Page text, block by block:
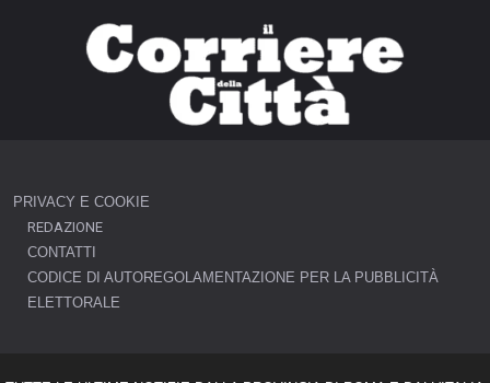
PRIVACY E COOKIE
REDAZIONE
CONTATTI
CODICE DI AUTOREGOLAMENTAZIONE PER LA PUBBLICITÀ
ELETTORALE